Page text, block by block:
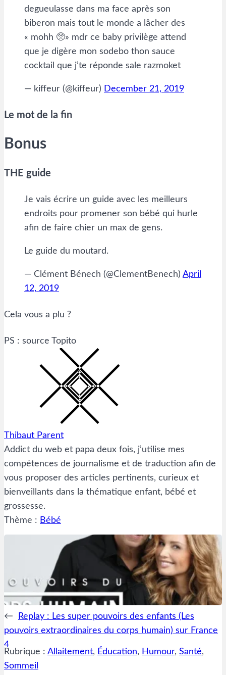
degueulasse dans ma face après son
biberon mais tout le monde a lâcher des
« mohh 🥺» mdr ce baby privilège attend
que je digère mon sodebo thon sauce
cocktail que j’te réponde sale razmoket
— kiffeur (@kiffeur) December 21, 2019
Le mot de la fin
Bonus
THE guide
Je vais écrire un guide avec les meilleurs
endroits pour promener son bébé qui hurle
afin de faire chier un max de gens.
Le guide du moutard.
— Clément Bénech (@ClementBenech) April
12, 2019
Cela vous a plu ?
PS : source Topito
Thibaut Parent
Addict du web et papa deux fois, j’utilise mes
compétences de journalisme et de traduction afin de
vous proposer des articles pertinents, curieux et
bienveillants dans la thématique enfant, bébé et
grossesse.
Thème : Bébé
←
Replay : Les super pouvoirs des enfants (Les
pouvoirs extraordinaires du corps humain) sur France
4
Rubrique : Allaitement, Éducation, Humour, Santé
Sommeil